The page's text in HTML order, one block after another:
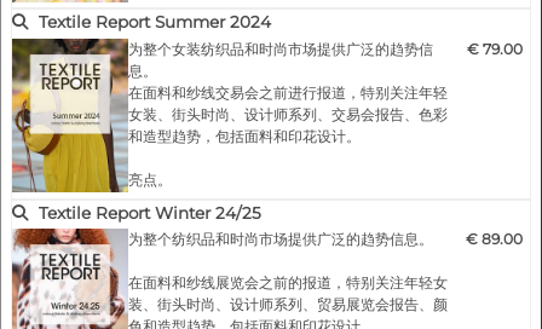
Highlights:
- A condensed survey on trends and markets
with trend sketches and mood boards
exclusively created for the respective issue
- Young and fresh presentation of the
Textile Report Summer 2024
为整个女装纺织品和时尚市场提供广泛的趋势信
息。
在面料和纱线交易会之前进行报道，特别关注年轻
女装、街头时尚、设计师系列、交易会报告、色彩
和造型趋势，包括面料和印花设计。
亮点。
- 浓缩的趋势和市场调查，以及为各期杂志专门制
作的趋势草图和情绪板
- 年轻而新鲜的内容介绍--以实践为导向的重点：第
念，第二期则是扩展的趋势报告。
- 对年轻女性和女孩服装的综合看法（颜色、材
€ 79.00
Textile Report Winter 24/25
为整个纺织品和时尚市场提供广泛的趋势信息。
在面料和纱线展览会之前的报道，特别关注年轻女
装、街头时尚、设计师系列、贸易展览会报告、颜
€ 89.00